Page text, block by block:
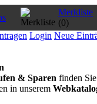
Merkliste
(0)
Login Neue
& Sparen finden
in unserem